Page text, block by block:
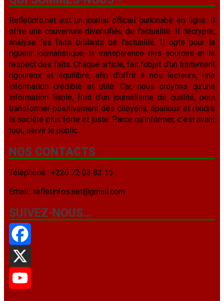
Refletinfo.net est un journal officiel burkinabè en ligne. Il
offre une couverture diversifiée de l'actualité. Il décrypte,
analyse les faits brûlants de l'actualité. Il opte pour la
rigueur journalistique, la transparence des sources et le
respect des faits. Chaque article, fait l’objet d’un traitement
rigoureux et équilibré, afin d’offrir à nos lecteurs, une
information crédible et utile. Car, nous croyons qu’une
information fiable, fruit d’un journalisme de qualité, peut
transformer positivement des citoyens, épanouir et rendre
la société plus forte et juste. Parce qu’informer, c’est avant
tout, servir le public.
NOS CONTACTS
Téléphone : +226 72 03 83 15
Email : refletinfos.net@gmail.com
SUIVEZ-NOUS…
Facebook
X